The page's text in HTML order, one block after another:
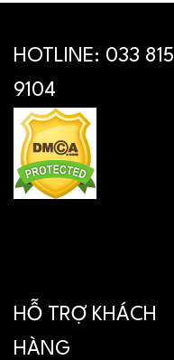
HOTLINE: 033 815
9104
HỖ TRỢ KHÁCH
HÀNG